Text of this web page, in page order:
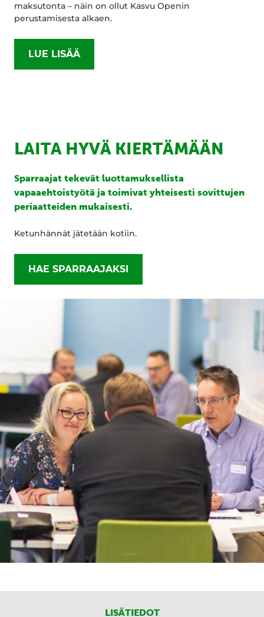
maksutonta – näin on ollut Kasvu Openin
perustamisesta alkaen.
LUE LISÄÄ
LAITA HYVÄ KIERTÄMÄÄN
Sparraajat tekevät luottamuksellista
vapaaehtoistyötä ja toimivat yhteisesti sovittujen
periaatteiden mukaisesti.
Ketunhännät jätetään kotiin.
HAE SPARRAAJAKSI
LISÄTIEDOT